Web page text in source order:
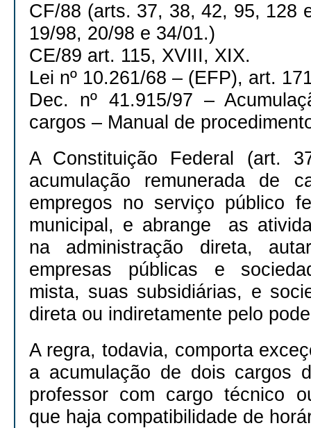
CF/88 (arts. 37, 38, 42, 95, 128
19/98, 20/98 e 34/01.)
CE/89 art. 115, XVIII, XIX.
Lei nº 10.261/68 – (EFP), art.
Dec. nº 41.915/97 –
cargos – Manual de
A Constituição Federal (art.
acumulação remunerada de
empregos no serviço público
municipal, e abrange as
na administração direta,
empresas públicas e
mista, suas subsidiárias, e
direta ou indiretamente pelo
A regra, todavia, comporta
a acumulação de dois cargos
professor com cargo técnico
que haja compatibilidade de